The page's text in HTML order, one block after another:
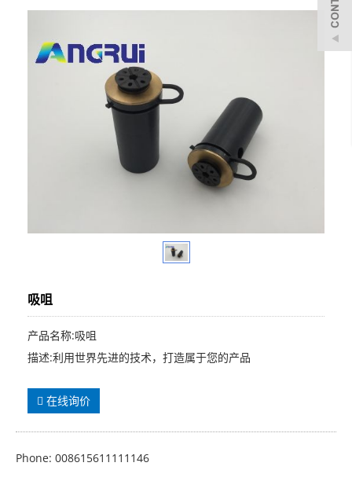
吸咀
产品名称:吸咀
描述:利用世界先进的技术，打造属于您的产品
在线询价
Phone: 008615611111146